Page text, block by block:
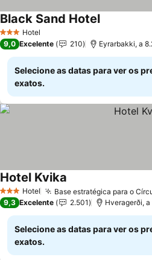
3 EstrelasHotel
Black Sand Hotel
9,0 Excelente 210 Eyrarbakki, a
Selecione as datas para ver os
exatos.
3 EstrelasHotel Base estratégica para o
Hotel Kvika
9,3 Excelente 2.501 Hveragerði,
Selecione as datas para ver os
exatos.